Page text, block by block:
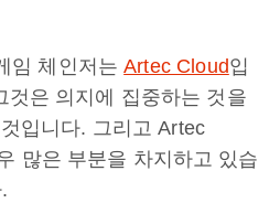
임 체인저는Artec Cloud입
것은 의지에 집중하는 것을
입니다. 그리고 Artec
많은 부분을 차지하고 있습